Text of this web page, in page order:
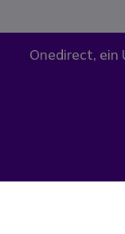
Onedirect, ein